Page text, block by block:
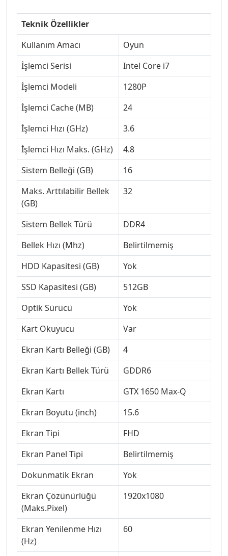
Teknik Özellikler
Kullanım Amacı
Oyun
İşlemci Serisi
Intel Core i7
İşlemci Modeli
1280P
İşlemci Cache (MB)
24
İşlemci Hızı (GHz)
3.6
İşlemci Hızı Maks. (GHz)
4.8
Sistem Belleği (GB)
16
Maks. Arttılabilir Bellek
(GB)
32
Sistem Bellek Türü
DDR4
Bellek Hızı (Mhz)
Belirtilmemiş
HDD Kapasitesi (GB)
Yok
SSD Kapasitesi (GB)
512GB
Optik Sürücü
Yok
Kart Okuyucu
Var
Ekran Kartı Belleği (GB)
4
Ekran Kartı Bellek Türü
GDDR6
Ekran Kartı
GTX 1650 Max-Q
Ekran Boyutu (inch)
15.6
Ekran Tipi
FHD
Ekran Panel Tipi
Belirtilmemiş
Dokunmatik Ekran
Yok
Ekran Çözünürlüğü
(Maks.Pixel)
1920x1080
Ekran Yenilenme Hızı
(Hz)
60